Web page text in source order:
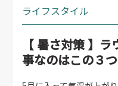
ライフスタイル
【 暑さ対策 】
事なのはこの３つ